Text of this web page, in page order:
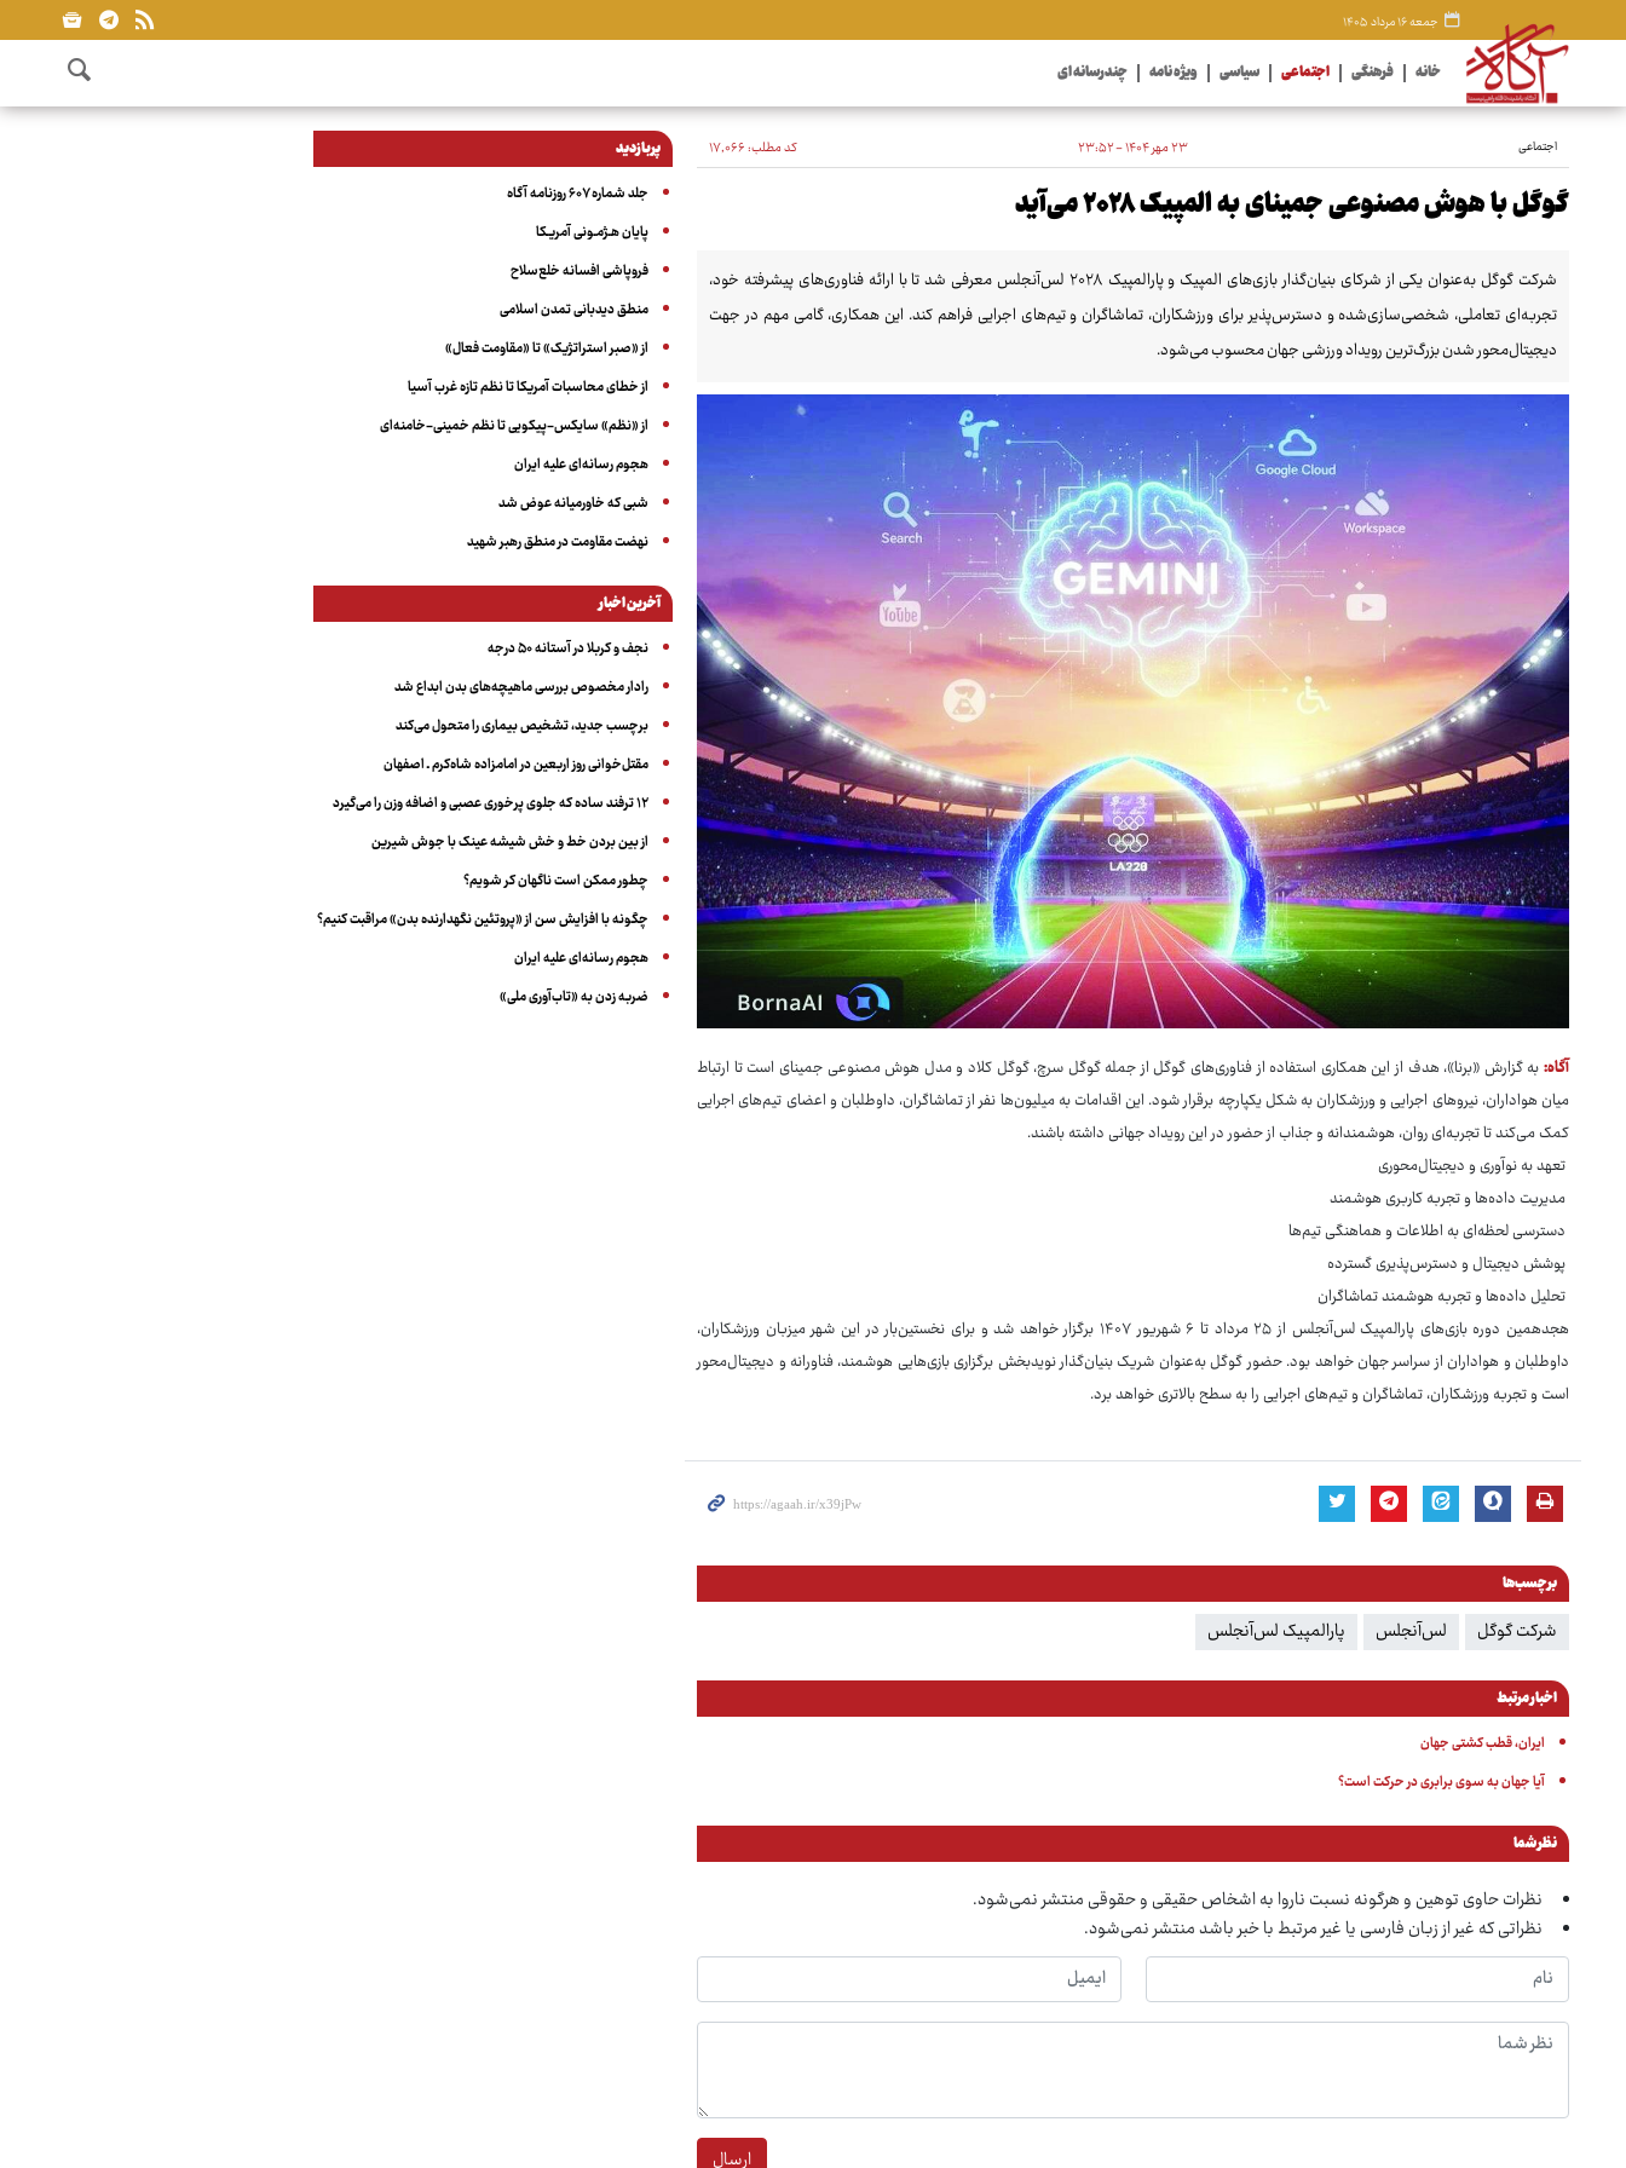
جمعه ۱۶ مرداد ۱۴۰۵
خانه فرهنگی اجتماعی سیاسی ویژه نامه چندرسانه ای
اجتماعی ۲۳ مهر ۱۴۰۴ - ۲۳:۵۲ کد مطلب:۱۷٬۰۶۶
گوگل با هوش مصنوعی جمینای به المپیک ۲۰۲۸ می‌آید
شرکت گوگل به‌عنوان یکی از شرکای بنیان‌گذار بازی‌های المپیک و پارالمپیک ۲۰۲۸ لس‌آنجلس معرفی شد تا با ارائه فناوری‌های پیشرفته خود،
تجربه‌ای تعاملی، شخصی‌سازی‌شده و دسترس‌پذیر برای ورزشکاران، تماشاگران و تیم‌های اجرایی فراهم کند. این همکاری، گامی مهم در جهت
دیجیتال‌محور شدن بزرگ‌ترین رویداد ورزشی جهان محسوب می‌شود.
آگاه:به گزارش «برنا»، هدف از این همکاری استفاده از فناوری‌های گوگل از جمله گوگل سرچ، گوگل کلاد و مدل هوش مصنوعی جمینای است تا ارتباط
میان هواداران، نیروهای اجرایی و ورزشکاران به شکل یکپارچه برقرار شود. این اقدامات به میلیون‌ها نفر از تماشاگران، داوطلبان و اعضای تیم‌های اجرایی
کمک می‌کند تا تجربه‌ای روان، هوشمندانه و جذاب از حضور در این رویداد جهانی داشته باشند.
تعهد به نوآوری و دیجیتال‌محوری
مدیریت داده‌ها و تجربه کاربری هوشمند
دسترسی لحظه‌ای به اطلاعات و هماهنگی تیم‌ها
پوشش دیجیتال و دسترس‌پذیری گسترده
تحلیل داده‌ها و تجربه هوشمند تماشاگران
هجدهمین دوره بازی‌های پارالمپیک لس‌آنجلس از ۲۵ مرداد تا ۶ شهریور ۱۴۰۷ برگزار خواهد شد و برای نخستین‌بار در این شهر میزبان ورزشکاران،
داوطلبان و هواداران از سراسر جهان خواهد بود. حضور گوگل به‌عنوان شریک بنیان‌گذار نویدبخش برگزاری بازی‌هایی هوشمند، فناورانه و دیجیتال‌محور
است و تجربه ورزشکاران، تماشاگران و تیم‌های اجرایی را به سطح بالاتری خواهد برد.
برچسب‌ها
شرکت گوگل لس‌آنجلس پارالمپیک لس‌آنجلس
اخبار مرتبط
ایران، قطب کشتی جهان
آیا جهان به سوی برابری در حرکت است؟
نظر شما
نظرات حاوی توهین و هرگونه نسبت ناروا به اشخاص حقیقی و حقوقی منتشر نمی‌شود.
نظراتی که غیر از زبان فارسی یا غیر مرتبط با خبر باشد منتشر نمی‌شود.
ارسال
پربازدید
جلد شماره ۶۰۷ روزنامه آگاه
پایان هـژمـونی آمریـکا
فروپاشی افسانه خلع‌سلاح
منطق دیدبانی تمدن اسلامی
از «صبر استراتژیک» تا «مقاومت فعال»
از خطای محاسبات آمریکا تا نظم تازه غرب آسیا
از «نظم» سایکس-پیکویی تا نظم خمینی-خامنه‌ای
هجوم رسانه‌ای علیه ایران
شبی که خاورمیانه عوض شد
نهضت مقاومت در منطق رهبر شهید
آخرین اخبار
نجف و کربلا در آستانه ۵۰ درجه
رادار مخصوص بررسی ماهیچه‌های بدن ابداع شد
برچسب جدید، تشخیص بیماری را متحول می‌کند
مقتل‌خوانی روز اربعین در امامزاده شاه‌کرم ـ اصفهان
۱۲ ترفند ساده که جلوی پرخوری عصبی و اضافه ‌وزن را می‌گیرد
از بین بردن خط و خش شیشه عینک با جوش شیرین
چطور ممکن است ناگهان کر شویم؟
چگونه با افزایش سن از «پروتئین نگهدارنده بدن» مراقبت کنیم؟
هجوم رسانه‌ای علیه ایران
ضربه زدن به «تاب‌آوری ملی»